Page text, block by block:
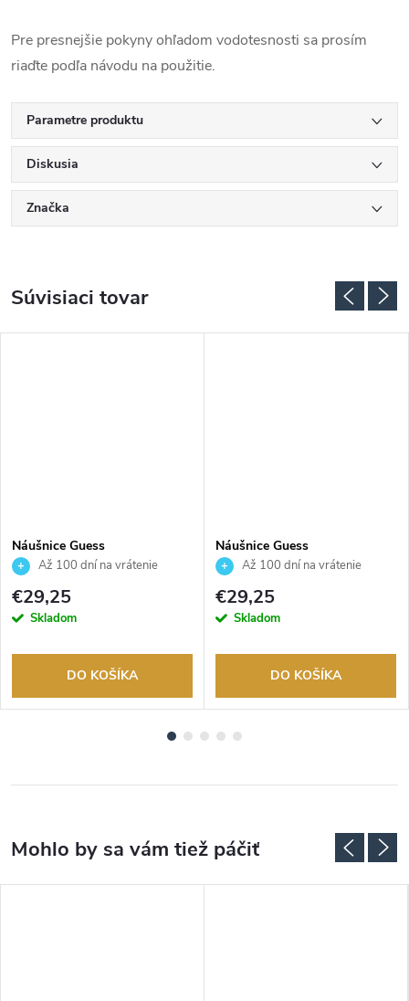
Pre presnejšie pokyny ohľadom vodotesnosti sa prosím
riaďte podľa návodu na použitie.
Parametre produktu
Diskusia
Značka
Súvisiaci tovar
Náušnice Guess
JUBE06151JWYGT
Až 100 dní na vrátenie
tovaru. Autorizovaný predajca.
€29,25
Skladom
DO KOŠÍKA
Náušnice Guess
JUBE02174JWRHT
Až 100 dní na vrátenie
tovaru. Autorizovaný predajca.
€29,25
Skladom
DO KOŠÍKA